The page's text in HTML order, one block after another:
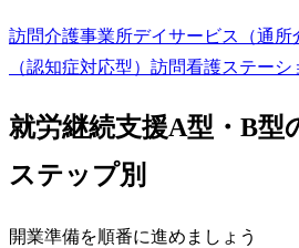
訪問介護事業所デイサービス（通所
（認知症対応型） 訪問看護ステーシ
就労継続支援A型・B型
ステップ別
開業準備を順番に進めましょう